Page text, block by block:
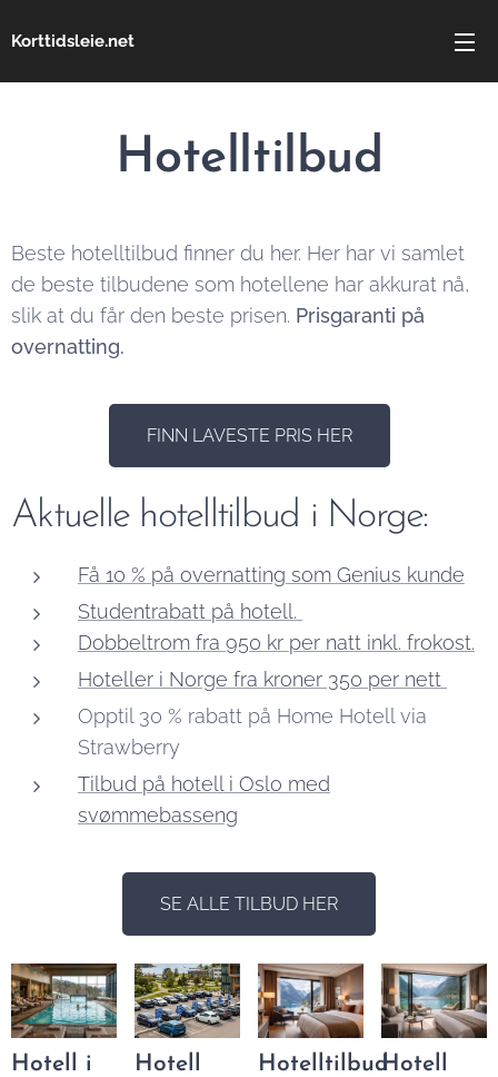
Korttidsleie.net
Hotelltilbud
Beste hotelltilbud finner du her. Her har vi samlet
de beste tilbudene som hotellene har akkurat nå,
slik at du får den beste prisen. Prisgaranti på
overnatting.
FINN LAVESTE PRIS HER
Aktuelle hotelltilbud i Norge:
Få 10 % på overnatting som Genius kunde
Studentrabatt på hotell.
Dobbeltrom fra 950 kr per natt inkl. frokost.
Hoteller i Norge fra kroner 350 per nett
Opptil 30 % rabatt på Home Hotell via
Strawberry
Tilbud på hotell i Oslo med
svømmebasseng
SE ALLE TILBUD HER
Hotell i
Hotell
HotelltilbudHotell